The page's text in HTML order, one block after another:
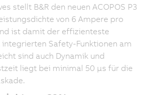
stellt B&R den neuen ACOPOS P3
von 6 Ampere pro
ist damit der effizienteste
Safety-Funktionen am
sind auch Dynamik und
liegt bei minimal 50 µs für die